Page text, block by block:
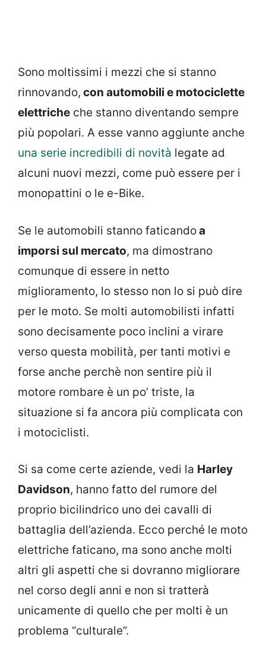
Sono moltissimi i mezzi che si stanno
rinnovando, con automobili e motociclette
elettriche che stanno diventando sempre
più popolari. A esse vanno aggiunte anche
una serie incredibili di novità legate ad
alcuni nuovi mezzi, come può essere per i
monopattini o le e-Bike.
Se le automobili stanno faticandoa
imporsi sul mercato, ma dimostrano
comunque di essere in netto
miglioramento, lo stesso non lo si può dire
per le moto. Se molti automobilisti infatti
sono decisamente poco inclini a virare
verso questa mobilità, per tanti motivi e
forse anche perchè non sentire più il
motore rombare è un po’ triste, la
situazione si fa ancora più complicata con
i motociclisti.
Si sa come certe aziende, vedi la Harley
Davidson, hanno fatto del rumore del
proprio bicilindrico uno dei cavalli di
battaglia dell’azienda. Ecco perché le moto
elettriche faticano, ma sono anche molti
altri gli aspetti che si dovranno migliorare
nel corso degli anni e non si tratterà
unicamente di quello che per molti è un
problema “culturale”.